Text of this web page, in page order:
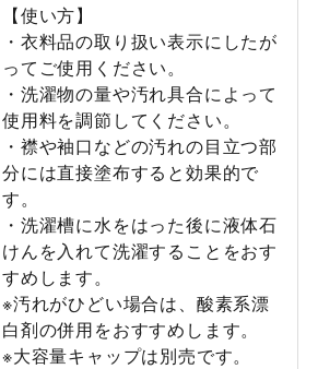
【使い方】
・衣料品の取り扱い表示にしたが
ってご使用ください。
・洗濯物の量や汚れ具合によって
使用料を調節してください。
・襟や袖口などの汚れの目立つ部
分には直接塗布すると効果的で
す。
・洗濯槽に水をはった後に液体石
けんを入れて洗濯することをおす
すめします。
※汚れがひどい場合は、酸素系漂
白剤の併用をおすすめします。
※大容量キャップは別売です。